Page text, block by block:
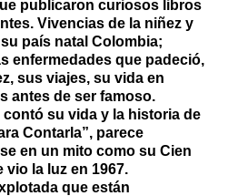
publicaron curiosos libros
Vivencias de la niñez y
país natal Colombia;
enfermedades que padeció,
sus viajes, su vida en
antes de ser famoso.
contó su vida y la historia de
Contarla”, parece
en un mito como su Cien
vio la luz en 1967.
que están